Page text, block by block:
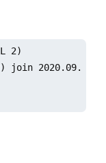
2)
join 2020.09.16